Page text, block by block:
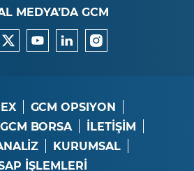
MEDYA’DA GCM
GCM OPSIYON
GCM BORSA
İLETİŞİM
KURUMSAL
İŞLEMLERİ